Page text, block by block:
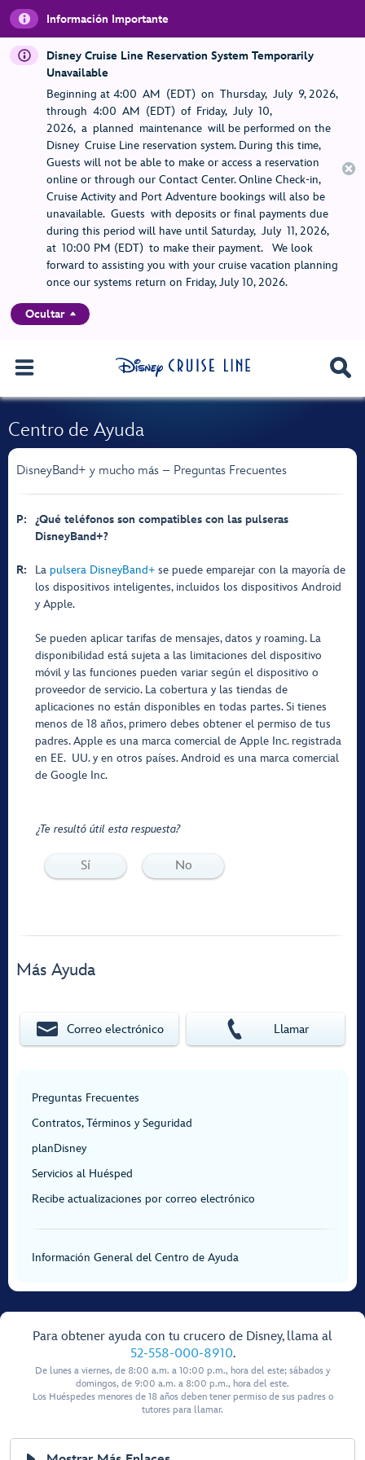
Información Importante
Disney Cruise Line Reservation System Temporarily
Unavailable
Beginning at 4:00 AM (EDT) on Thursday, July 9, 2026,
through 4:00 AM (EDT) of Friday, July 10,
2026, a planned maintenance will be performed on the
Disney Cruise Line reservation system. During this time,
Guests will not be able to make or access a reservation
online or through our Contact Center. Online Check-in,
Cruise Activity and Port Adventure bookings will also be
unavailable. Guests with deposits or final payments due
during this period will have until Saturday, July 11, 2026,
at 10:00 PM (EDT) to make their payment. We look
forward to assisting you with your cruise vacation planning
once our systems return on Friday, July 10, 2026.
Ocultar
Centro de Ayuda
DisneyBand+ y mucho más – Preguntas Frecuentes
P:
¿Qué teléfonos son compatibles con las pulseras
DisneyBand+?
R: La pulsera DisneyBand+ se puede emparejar con la mayoría de
los dispositivos inteligentes, incluidos los dispositivos Android
y Apple.
Se pueden aplicar tarifas de mensajes, datos y roaming. La
disponibilidad está sujeta a las limitaciones del dispositivo
móvil y las funciones pueden variar según el dispositivo o
proveedor de servicio. La cobertura y las tiendas de
aplicaciones no están disponibles en todas partes. Si tienes
menos de 18 años, primero debes obtener el permiso de tus
padres. Apple es una marca comercial de Apple Inc. registrada
en EE. UU. y en otros países. Android es una marca comercial
de Google Inc.
¿Te resultó útil esta respuesta?
Sí No
Más Ayuda
Correo electrónico Llamar
Preguntas Frecuentes
Contratos, Términos y Seguridad
planDisney
Servicios al Huésped
Recibe actualizaciones por correo electrónico
Información General del Centro de Ayuda
Para obtener ayuda con tu crucero de Disney, llama al
52-558-000-8910.
De lunes a viernes, de 8:00 a.m. a 10:00 p.m., hora del este; sábados y
domingos, de 9:00 a.m. a 8:00 p.m., hora del este.
Los Huéspedes menores de 18 años deben tener permiso de sus padres o
tutores para llamar.